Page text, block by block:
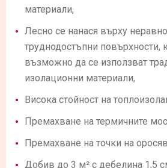
материали,
Лесно се нанася върху
труднодостъпни повърхности,
възможно да се използват
изолационни материали,
Висока стойност на
Премахване на термичните
Премахване на точки на
Добив до 3 м² с дебелина 1,5